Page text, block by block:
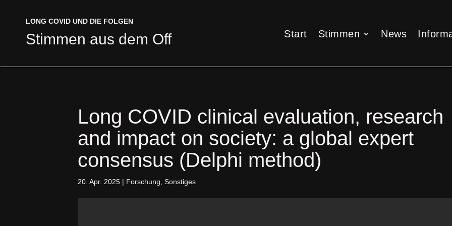
LONG COVID UND DIE FOLGEN
Stimmen aus dem Off Start Stimmen News
LONG COVID UND DIE FOLGEN
Stimmen aus dem Off Start Stimmen News
Long COVID clinical evaluation, research
and impact on society: a global expert
consensus (Delphi method)
20. Apr. 2025 | Forschung ,Sonstiges